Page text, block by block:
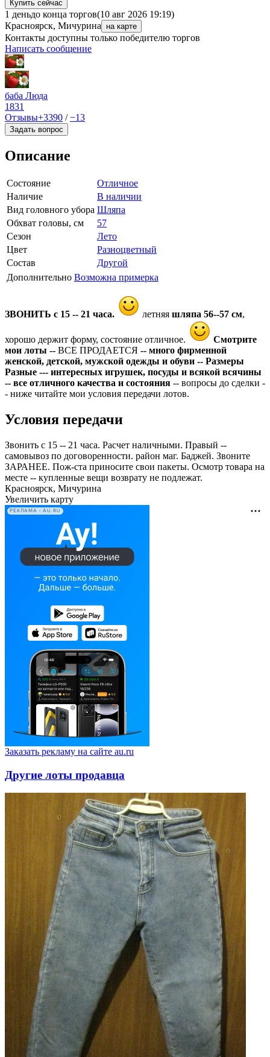
Купить сейчас
1 деньдо конца торгов(10 авг 2026 19:19)
Красноярск, Мичурина
на карте
Контакты доступны только победителю торгов
Написать сообщение
баба Люда
1831
Отзывы+3390 /−13
Задать вопрос
Описание
Состояние
Отличное
Наличие
В наличии
Вид головного убора Шляпа
Обхват головы, см
57
Сезон
Лето
Цвет
Разноцветный
Состав
Другой
Дополнительно Возможна примерка
ЗВОНИТЬ с 15 -- 21 часа. летняя шляпа 56--57 см,
хорошо держит форму, состояние отличное.
Смотрите
мои лоты -- ВСЕ ПРОДАЕТСЯ -- много фирменной
женской, детской, мужской одежды и обуви -- Размеры
Разные --- интересных игрушек, посуды и всякой всячины
-- все отличного качества и состояния -- вопросы до сделки -
- ниже читайте мои условия передачи лотов.
Условия передачи
Звонить с 15 -- 21 часа. Расчет наличными. Правый --
самовывоз по договоренности. район маг. Баджей. Звоните
ЗАРАНЕЕ. Пож-ста приносите свои пакеты. Осмотр товара на
месте -- купленные вещи возврату не подлежат.
Красноярск, Мичурина
Увеличить карту
РЕКЛАМА • AU.RU
Заказать рекламу на сайте au.ru
Другие лоты продавца